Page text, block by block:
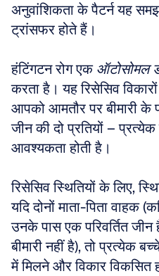
अनुवांशिकता के पैटर्न यह
ट्रांसफर होते हैं।
हंटिंगटन रोग एक ऑटोसोमल
करता है। यह रिसेसिव
आपको आमतौर पर बीमारी के
जीन की दो प्रतियों –
आवश्यकता होती है।
रिसेसिव स्थितियों के लिए,
यदि दोनों माता-पिता वाहक
उनके पास एक परिवर्तित
बीमारी नहीं है), तो प्रत्येक
में मिलने और विकार विकसित